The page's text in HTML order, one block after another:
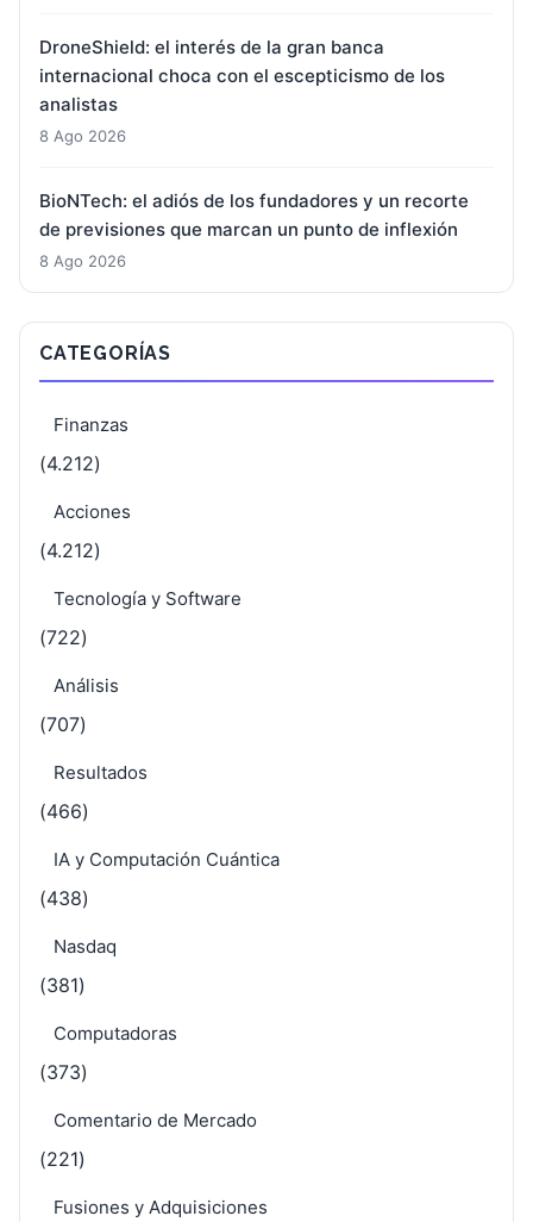
DroneShield: el interés de la gran banca
internacional choca con el escepticismo de los
analistas
8 Ago 2026
BioNTech: el adiós de los fundadores y un recorte
de previsiones que marcan un punto de inflexión
8 Ago 2026
CATEGORÍAS
Finanzas
(4.212)
Acciones
(4.212)
Tecnología y Software
(722)
Análisis
(707)
Resultados
(466)
IA y Computación Cuántica
(438)
Nasdaq
(381)
Computadoras
(373)
Comentario de Mercado
(221)
Fusiones y Adquisiciones